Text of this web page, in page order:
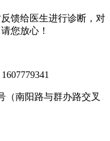
馈给医生进行诊断，对
您放心！
（南阳路与群办路交叉